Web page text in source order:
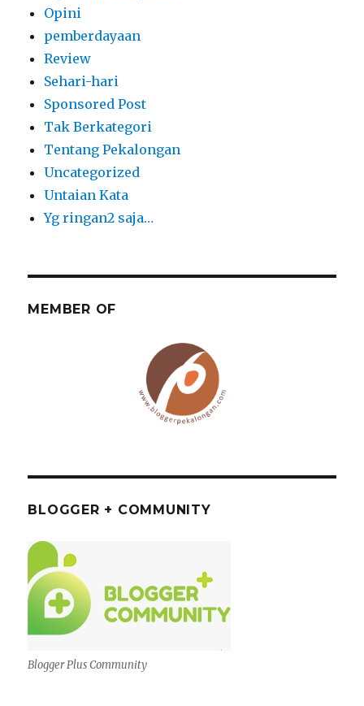
Opini
pemberdayaan
Review
Sehari-hari
Sponsored Post
Tak Berkategori
Tentang Pekalongan
Uncategorized
Untaian Kata
Yg ringan2 saja…
MEMBER OF
BLOGGER + COMMUNITY
Blogger Plus Community